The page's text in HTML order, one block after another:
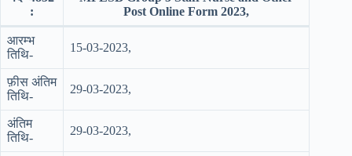
:
Post Online Form 2023,
आरम्भ
तिथि-
15-03-2023,
फ़ीस अंतिम
तिथि-
29-03-2023,
अंतिम
तिथि-
29-03-2023,